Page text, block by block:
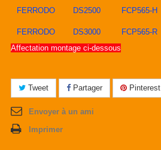
FERRODO DS2500 FCP565-H
FERRODO DS3000
FCP565-R
Affectation montage ci-dessous
Tweet Partager Pinterest
Envoyer à un ami
Imprimer